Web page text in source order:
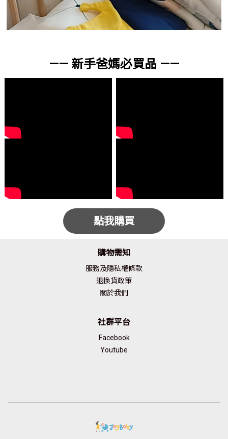
—— 新手爸媽必買品 ——
點我購買
購物需知
服務及隱私權條款
退換貨政策
關於我們
社群平台
Facebook
Youtube